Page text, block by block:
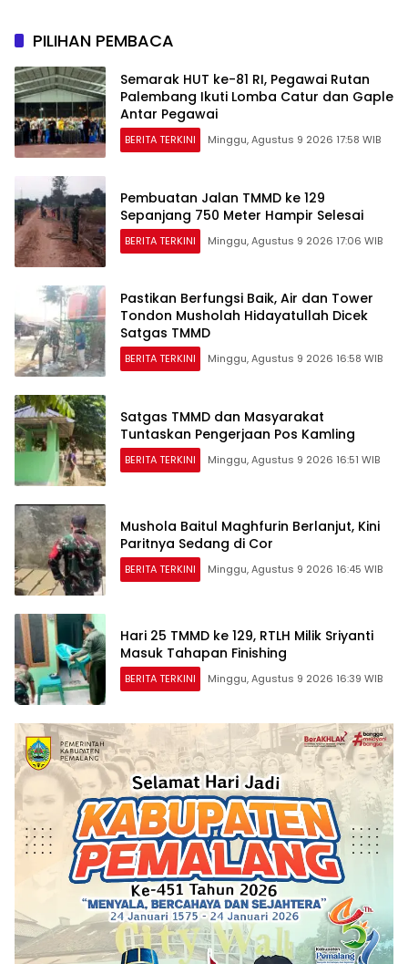
PILIHAN PEMBACA
Semarak HUT ke-81 RI, Pegawai Rutan
Palembang Ikuti Lomba Catur dan Gaple
Antar Pegawai
BERITA TERKINI Minggu, Agustus 9 2026 17:58 WIB
Pembuatan Jalan TMMD ke 129
Sepanjang 750 Meter Hampir Selesai
BERITA TERKINI Minggu, Agustus 9 2026 17:06 WIB
Pastikan Berfungsi Baik, Air dan Tower
Tondon Musholah Hidayatullah Dicek
Satgas TMMD
BERITA TERKINI Minggu, Agustus 9 2026 16:58 WIB
Satgas TMMD dan Masyarakat
Tuntaskan Pengerjaan Pos Kamling
BERITA TERKINI Minggu, Agustus 9 2026 16:51 WIB
Mushola Baitul Maghfurin Berlanjut, Kini
Paritnya Sedang di Cor
BERITA TERKINI Minggu, Agustus 9 2026 16:45 WIB
Hari 25 TMMD ke 129, RTLH Milik Sriyanti
Masuk Tahapan Finishing
BERITA TERKINI Minggu, Agustus 9 2026 16:39 WIB